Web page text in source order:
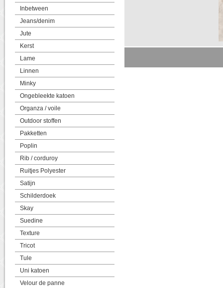
Inbetween
Jeans/denim
Jute
Kerst
Lame
Linnen
Minky
Ongebleekte katoen
Organza / voile
Outdoor stoffen
Pakketten
Poplin
Rib / corduroy
Ruitjes Polyester
Satijn
Schilderdoek
Skay
Suedine
Texture
Tricot
Tule
Uni katoen
Velour de panne